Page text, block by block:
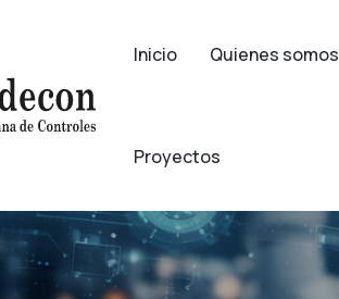
Inicio Quienes somos
Proyectos